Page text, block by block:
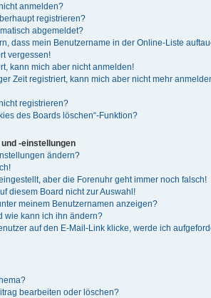
anmelden?
registrieren?
abgemeldet?
dass mein Benutzername in der Online-Liste
vergessen!
kann mich aber nicht anmelden!
Zeit registriert, kann mich aber nicht mehr
registrieren?
des Boards löschen“-Funktion?
-einstellungen
ändern?
aber die Forenuhr geht immer noch falsch!
diesem Board nicht zur Auswahl!
meinem Benutzernamen anzeigen?
wie kann ich ihn ändern?
auf den E-Mail-Link klicke, werde ich
bearbeiten oder löschen?